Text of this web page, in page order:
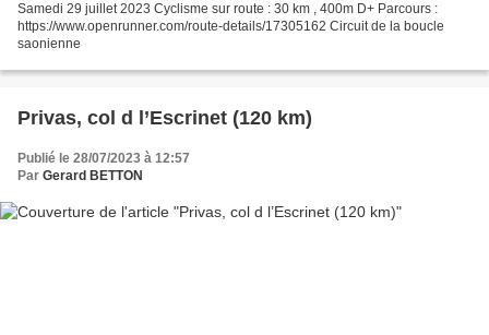
Samedi 29 juillet 2023 Cyclisme sur route : 30 km , 400m D+ Parcours :
https://www.openrunner.com/route-details/17305162 Circuit de la boucle
saonienne
Privas, col d l’Escrinet (120 km)
Publié le 28/07/2023 à 12:57
Par Gerard BETTON